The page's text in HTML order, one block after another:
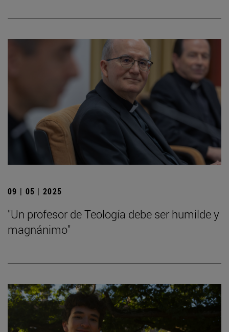
09 | 05 | 2025
"Un profesor de Teología debe ser humilde y
magnánimo"